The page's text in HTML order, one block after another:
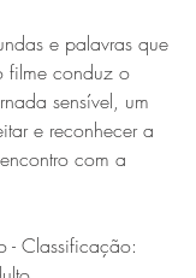
e palavras que
filme conduz o
sensível, um
e reconhecer a
com a
- Classificação: